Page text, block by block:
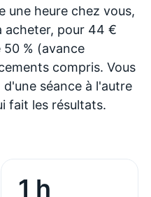
une heure chez vous,
acheter, pour 44 €
% (avance
compris. Vous
séance à l'autre
fait les résultats.
1 h